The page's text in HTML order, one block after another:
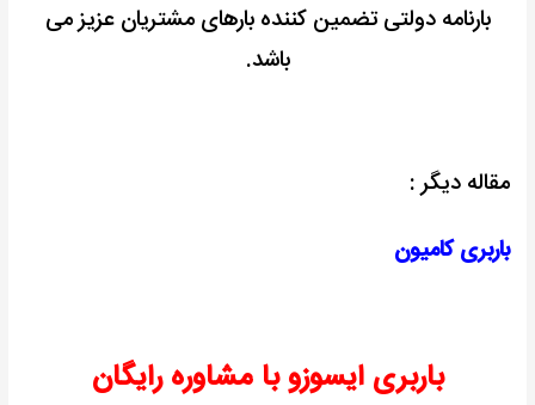
بارنامه دولتی تضمین کننده بارهای مشتریان عزیز می
باشد.
مقاله دیگر :
باربری کامیون
باربری ایسوزو با مشاوره رایگان